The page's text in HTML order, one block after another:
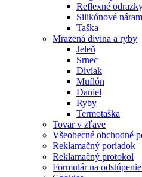
Reflexné
Silikónové
Taška
Mrazená divina a ryby
Jeleň
Srnec
Diviak
Muflón
Daniel
Ryby
Termotaška
Tovar v zľave
Všeobecné obchodné
Reklamačný poriadok
Reklamačný protokol
Formulár na